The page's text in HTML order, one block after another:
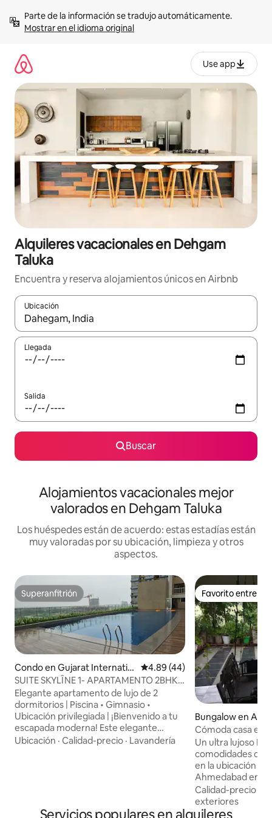
contenidoMostrar en el idioma original
Use app
Alquileres vacacionales en Dehgam
Taluka
Encuentra y reserva alojamientos únicos en Airbnb
Ubicación
Cuando los resultados estén disponibles, navega con las
Llegada
Salida
Buscar
Alojamientos vacacionales mejor
valorados en Dehgam Taluka
Los huéspedes están de acuerdo: estas estadías están
muy valoradas por su ubicación, limpieza y otros
aspectos.
Superanfitrión
Superanfitrión
Condo en Gujarat Internatio
nal Finance Tec-City
Calificación promedio: 4.89 de
4.89 (44)
SUITE SKYLÎNE 1- APARTAMENTO 2BHK +
piscina
Elegante apartamento de lujo de 2
dormitorios | Piscina • Gimnasio •
Ubicación privilegiada | ¡Bienvenido a tu
escapada moderna! Este elegante
apartamento de lujo de 2 dormitorios y 2
decoración contemporánea Cómodo
Ubicación · Calidad-precio · Lavandería
Favorito entre
Favorito entre
Bungalow en
Cómoda casa en
privilegiada de
Un ultra lujoso
comodidades
en la ubicación
Ahmedabad en
Road. Cuidador
disponible. A solo
'way, acceso
Calidad-precio
exteriores